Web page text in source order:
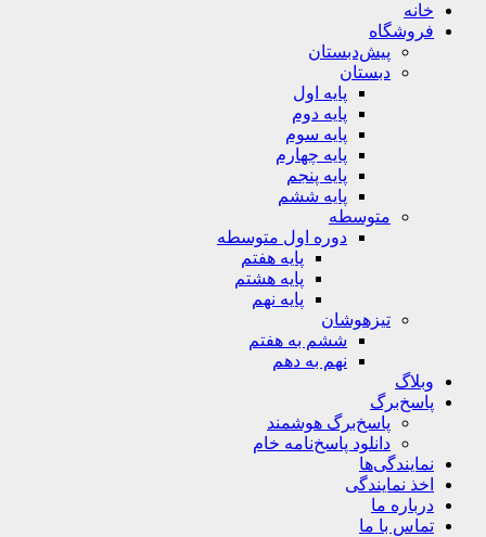
خانه
فروشگاه
پیش‌دبستان
دبستان
پایه اول
پایه دوم
پایه سوم
پایه چهارم
پایه پنجم
پایه ششم
متوسطه
دوره اول متوسطه
پایه هفتم
پایه هشتم
پایه نهم
تیزهوشان
ششم به هفتم
نهم به دهم
وبلاگ
پاسخ‌برگ
پاسخ‌برگ‌ هوشمند
دانلود پاسخ‌نامه خام
نمایندگی‌ها
اخذ نمایندگی
درباره ما
تماس با ما